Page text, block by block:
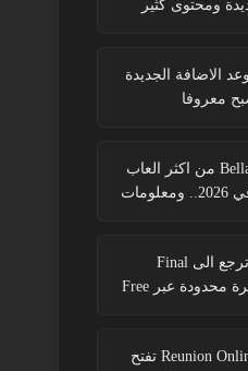
ومحتوى كثير
الاضافة الجديدة
Bellatores من اكثر العاب
MMORPG المنتظرة في 2026.. ومعلومات
تقدر ترجع الى Final
Fantasy XIV مجانا لفترة محدودة عبر Free
Reunion Online تفتح